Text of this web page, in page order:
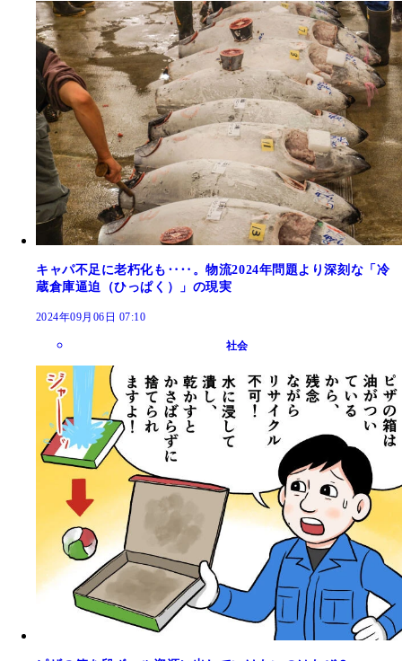
キャパ不足に老朽化も‥‥。物流2024年問題より深刻な「冷
蔵倉庫逼迫（ひっぱく）」の現実
2024年09月06日 07:10
社会